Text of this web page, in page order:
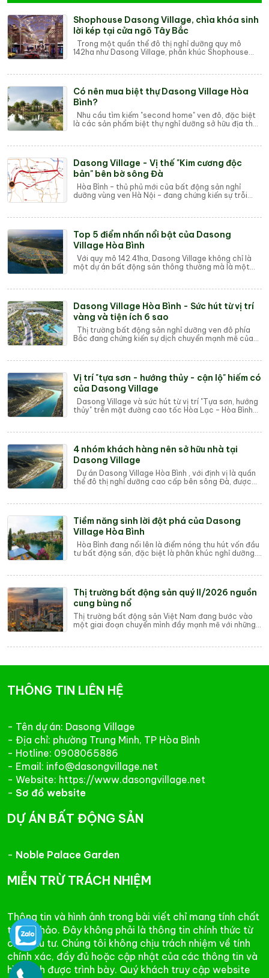
Shophouse Dasong Village, chìa khóa sinh
lời kép tại cửa ngõ Tây Bắc
Trong một quần thể đô thị nghỉ dưỡng quy mô
142ha như Dasong Village, phân khúc Shophouse
Có nên mua biệt thự Dasong Village Hòa
Bình?
Nhu cầu tìm kiếm "second home" ven đô, đặc biệt
là các sản phẩm biệt thự nghỉ dưỡng sở hữu địa thế
Dasong Village - Vị thế "Kim cương độc
bản" bên bờ sông Đà
Hòa Bình – thủ phủ mới của bất động sản nghỉ
dưỡng vùng ven Hà Nội – đang chứng kiến sự trỗi
Top 5 điểm nhấn nổi bật của Dasong
Village Hòa Bình
Với quy mô 142.41ha, Dasong Village không chỉ là
một dự án bất động sản thông thường mà là một
Dasong Village Hòa Bình - Sức hút từ vị trí
vàng và tiện ích 6 sao
Thị trường bất động sản nghỉ dưỡng ven đô phía
Bắc đang chứng kiến sự dịch chuyển mạnh mẽ của
Vị trí "tựa sơn - hướng thủy - cận lộ" hiếm có
của Dasong Village
Dasong Village và sức hút từ vị trí "Tựa sơn, hướng
thủy" trên mặt đường cao tốc Hòa Lạc – Hòa Bình
4 nhóm khách hàng nên sở hữu nhà tại
Dasong Village
Dự án Dasong Village Hòa Bình , với định vị là quần
thể đô thị nghỉ dưỡng cao cấp bên sông Đà, được
Tiềm năng sinh lời đột phá của Dasong
Village Hòa Bình
Hòa Bình đang nổi lên là điểm nóng thu hút vốn đầu
tư bất động sản, đặc biệt là phân khúc nghỉ dưỡng.
Thị trường bất động sản quý II/2026 nguồn
cung bùng nổ
Thị trường bất động sản Việt Nam đang bước vào
một giai đoạn chuyển mình đầy mạnh mẽ với những
THÔNG TIN LIÊN HỆ
- Tên dự án: Dasong Village
- Địa chỉ: phường Trung Minh, TP Hòa Bình
- Hotline: 0908065886
- Email: info@dasongvillage.net
- Website: https://www.dasongvillage.net
- Sơ đồ website
DỰ ÁN BẤT ĐỘNG SẢN
- Noble Palace Garden
MIỄN TRỪ TRÁCH NHIỆM
Thông tin và hình ảnh trong bài viết chỉ mang tính chất
tham khảo. Đây không phải là thông tin chính thức từ
chủ đầu tư. Chúng tôi không chịu trách nhiệm về tính
chính xác, đầy đủ hoặc cập nhật của các thông tin và
hình ảnh được trình bày. Quý khách truy cập website